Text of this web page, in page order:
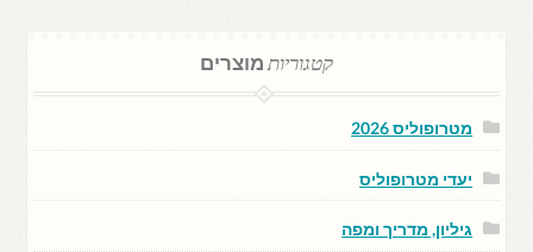
קטגוריותמוצרים
מטרופוליס 2026
יעדי מטרופוליס
גיליון, מדריך ומפה